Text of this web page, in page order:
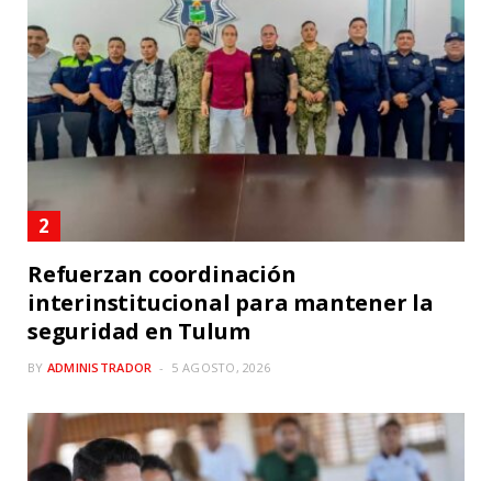
Refuerzan coordinación
interinstitucional para mantener la
seguridad en Tulum
BY ADMINISTRADOR 5 AGOSTO, 2026